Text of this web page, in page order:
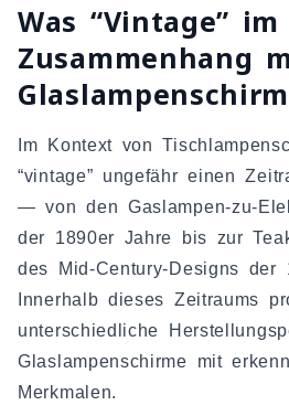
Was “Vintage” im
Zusammenhang
Im Kontext von
“vintage” ungefähr einen
— von den Gaslampen-zu-
der 1890er Jahre bis zur
des Mid-Century-Designs der
Innerhalb dieses Zeitraums
unterschiedliche
Glaslampenschirme mit
Merkmalen.